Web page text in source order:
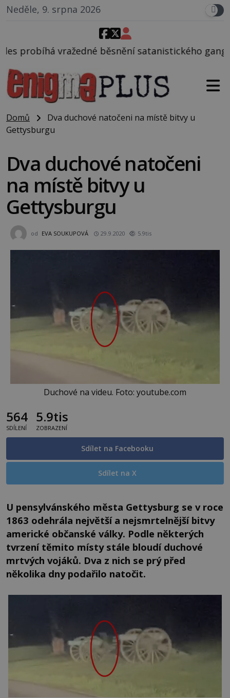
Neděle, 9. srpna 2026
satanistického gangu vedeného
Domů
Dva duchové natočeni na místě bitvy u
Gettysburgu
Dva duchové natočeni
na místě bitvy u
Gettysburgu
od EVA SOUKUPOVÁ 29.9.2020 5.9tis
Duchové na videu. Foto: youtube.com
564
SDÍLENÍ
5.9tis
ZOBRAZENÍ
Sdílet na Facebooku
Sdílet na X
U pensylvánského města Gettysburg se v roce
1863 odehrála největší a nejsmrtelnější bitvy
americké občanské války. Podle některých
tvrzení těmito místy stále bloudí duchové
mrtvých vojáků. Dva z nich se prý před
několika dny podařilo natočit.